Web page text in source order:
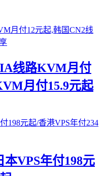
线路KVM月付
月付15.9元起
VPS年付198元